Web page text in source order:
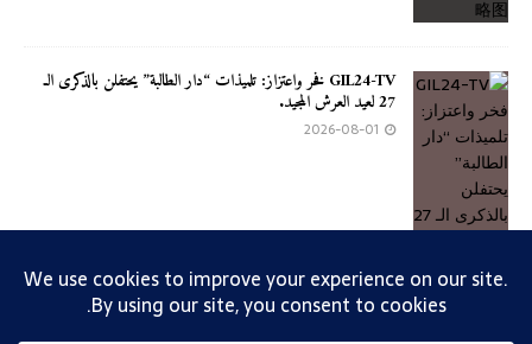
GIL24-TV فخر واعتزاز: تلميذات “دار الطالبة” يحتفلن بالذكرى الـ
27 لعيد العرش المجيد.
2026-08-01